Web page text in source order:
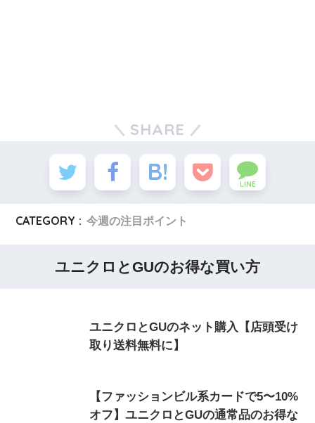
SHARE
LINE
CATEGORY : 今週の注目ポイント
ユニクロとGUのお得な買い方
ユニクロとGUのネット購入【店頭受け
取り送料無料に】
【ファッションビル系カードで5〜10%
オフ】ユニクロとGUの通常品のお得な